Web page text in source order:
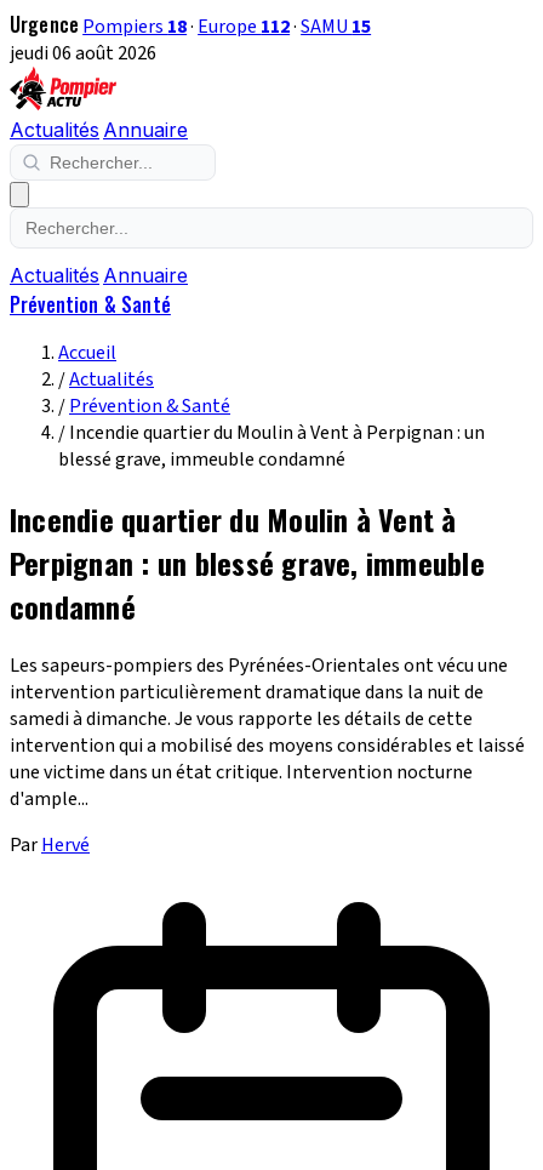
Urgence Pompiers 18· Europe 112·SAMU 15
jeudi 06 août 2026
Actualités Annuaire
Actualités Annuaire
Prévention & Santé
Accueil
/Actualités
/Prévention & Santé
/Incendie quartier du Moulin à Vent à Perpignan : un
blessé grave, immeuble condamné
Incendie quartier du Moulin à Vent à
Perpignan : un blessé grave, immeuble
condamné
Les sapeurs-pompiers des Pyrénées-Orientales ont vécu une
intervention particulièrement dramatique dans la nuit de
samedi à dimanche. Je vous rapporte les détails de cette
intervention qui a mobilisé des moyens considérables et laissé
une victime dans un état critique. Intervention nocturne
d'ample...
ParHervé